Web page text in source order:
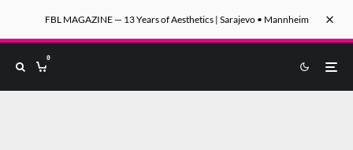
FBL MAGAZINE — 13 Years of Aesthetics | Sarajevo • Mannheim
0